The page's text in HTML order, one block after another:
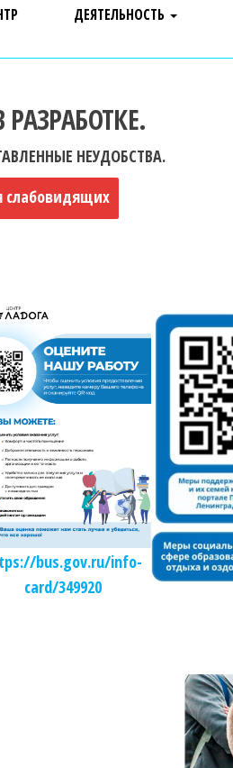
ДЕЯТЕЛЬНОСТЬ
НЕУДОБСТВА.
слабовидящих
bus.gov.ru/info-
card/349920